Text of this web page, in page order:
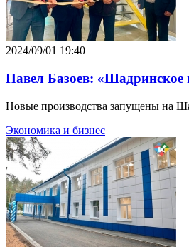
2024/09/01 19:40
Павел Базоев: «Шадринское
Новые производства запущены на
Экономика и бизнес